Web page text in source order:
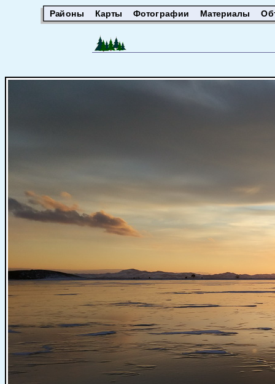
Районы Карты Фотографии Материалы